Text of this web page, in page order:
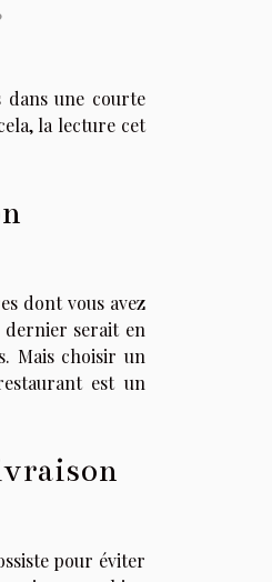
dans une courte
la lecture cet
dont vous avez
serait en
Mais choisir un
est un
pour éviter